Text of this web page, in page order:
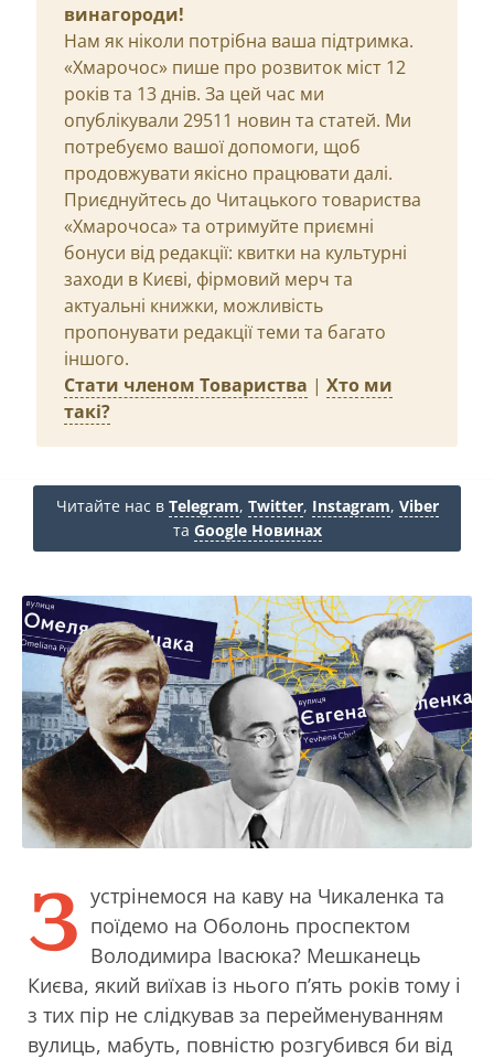
винагороди!
Нам як ніколи потрібна ваша підтримка.
«Хмарочос» пише про розвиток міст 12
років та 13 днів. За цей час ми
опублікували 29511 новин та статей. Ми
потребуємо вашої допомоги, щоб
продовжувати якісно працювати далі.
Приєднуйтесь до Читацького товариства
«Хмарочоса» та отримуйте приємні
бонуси від редакції: квитки на культурні
заходи в Києві, фірмовий мерч та
актуальні книжки, можливість
пропонувати редакції теми та багато
іншого.
Стати членом Товариства | Хто ми
такі?
Читайте нас в Telegram, Twitter, Instagram, Viber
та Google Новинах
З устрінемося на каву на Чикаленка та
поїдемо на Оболонь проспектом
Володимира Івасюка? Мешканець
Києва, який виїхав із нього п’ять років тому і
з тих пір не слідкував за перейменуванням
вулиць, мабуть, повністю розгубився би від